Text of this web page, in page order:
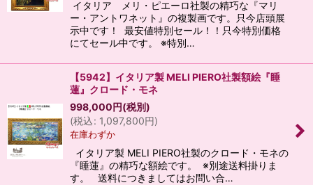
イタリア メリ・ピエーロ社製の精巧な『マリ
ー・アントワネット』の複製画です。只今店頭展
示中です！ 最安値特別セール！！只今特別価格
にてセール中です。 ※特別…
【5942】イタリア製 MELI PIERO社製額絵『睡
蓮』クロード・モネ
998,000 円(税別)
(税込: 1,097,800円)
在庫わずか
イタリア製 MELI PIERO社製のクロード・モネの
『睡蓮』の精巧な額絵です。 ※別途送料掛りま
す。 送料につきましてはお問い合…